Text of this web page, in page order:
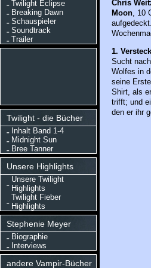
Twilight Eclipse
Breaking Dawn
Schauspieler
Soundtrack
Trailer
Twilight - die Bücher
Inhalt Band 1-4
Midnight Sun
Bree Tanner
Unsere Highlights
Unsere Twilight
Highlights
Twilight Fieber
Highlights
Stephenie Meyer
Biographie
Interviews
andere Vampir-Bücher
Chris
Moon, 10
1.
Sucht
Wolfes in
seine
Shirt, als
trifft; und
den er ihr